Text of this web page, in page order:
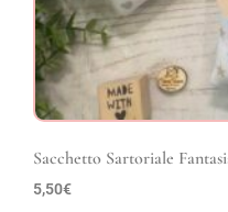
Sacchetto Sartoriale
5,50€